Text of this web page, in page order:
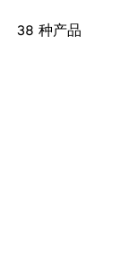
38 种产品